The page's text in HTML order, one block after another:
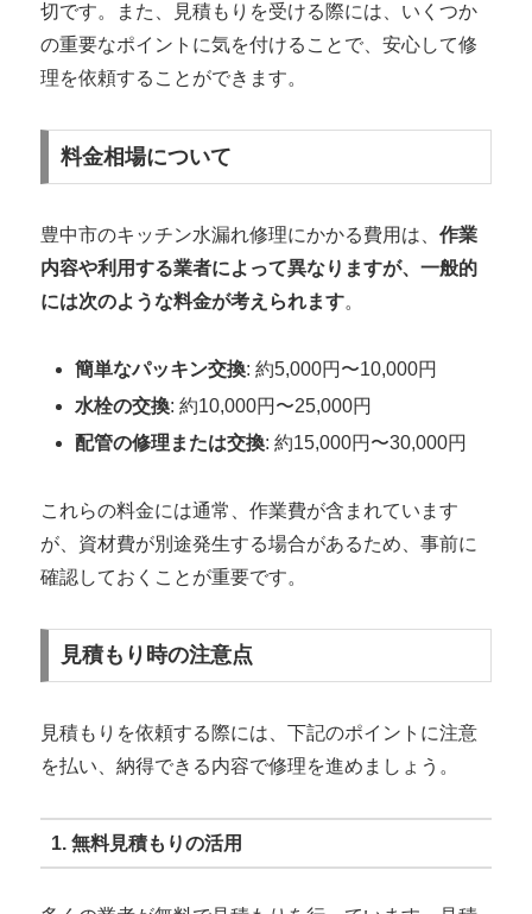
切です。また、見積もりを受ける際には、いくつか
の重要なポイントに気を付けることで、安心して修
理を依頼することができます。
料金相場について
豊中市のキッチン水漏れ修理にかかる費用は、 作業
内容や利用する業者によって異なりますが、一般的
には次のような料金が考えられます。
簡単なパッキン交換: 約5,000円〜10,000円
水栓の交換: 約10,000円〜25,000円
配管の修理または交換: 約15,000円〜30,000円
これらの料金には通常、作業費が含まれています
が、資材費が別途発生する場合があるため、事前に
確認しておくことが重要です。
見積もり時の注意点
見積もりを依頼する際には、下記のポイントに注意
を払い、納得できる内容で修理を進めましょう。
1. 無料見積もりの活用